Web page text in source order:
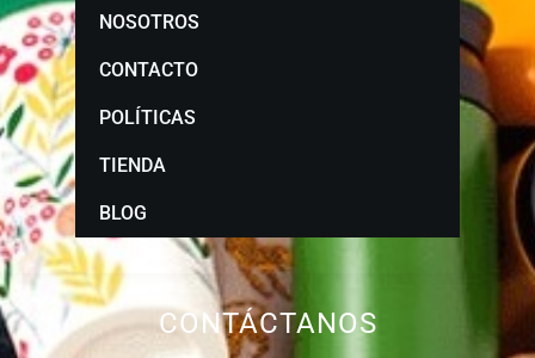
CONTÁCTANOS
NOSOTROS
CONTACTO
POLÍTICAS
TIENDA
BLOG